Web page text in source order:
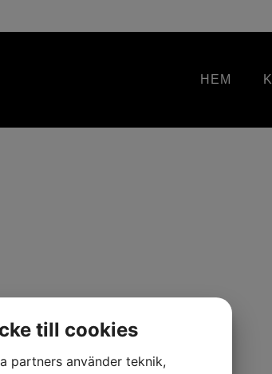
HEM
till cookies
partners använder teknik,